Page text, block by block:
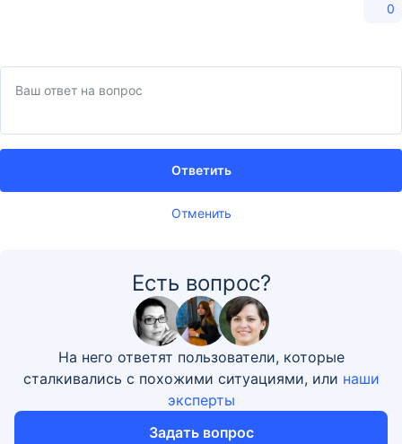
0
Отменить
Ответить
Есть вопрос?
На него ответят пользователи, которые
сталкивались с похожими ситуациями, или наши
эксперты
Задать вопрос